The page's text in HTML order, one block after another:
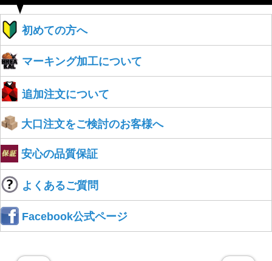
初めての方へ
マーキング加工について
追加注文について
大口注文をご検討のお客様へ
安心の品質保証
よくあるご質問
Facebook公式ページ